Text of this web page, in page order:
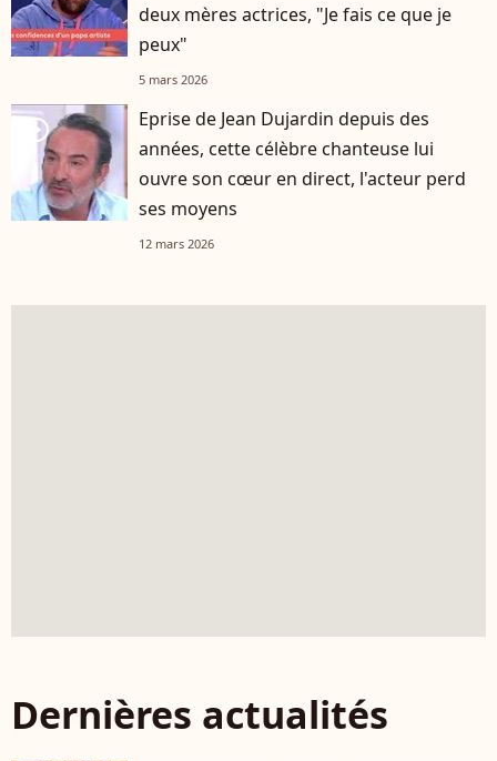
deux mères actrices, "Je fais ce que je
peux"
5 mars 2026
player2
Eprise de Jean Dujardin depuis des
années, cette célèbre chanteuse lui
ouvre son cœur en direct, l'acteur perd
ses moyens
12 mars 2026
Dernières actualités